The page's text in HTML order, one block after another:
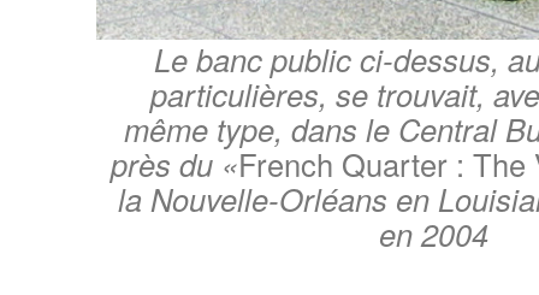
Le banc public ci-dessus,
particulières, se trouvait,
même type, dans le Central
près du «French Quarter : The
la Nouvelle-Orléans en
en 2004